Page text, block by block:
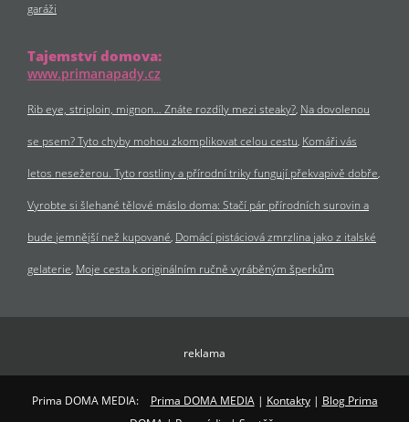
garáži
Tajemství domova:
www.primanapady.cz
Rib eye, striploin, mignon… Znáte rozdíly mezi steaky? Na dovolenou
se psem? Tyto chyby mohou zkomplikovat celou cestu Komáři vás
letos nesežerou. Tyto rostliny a přírodní triky fungují překvapivě dobře
Vyrobte si šlehané tělové máslo doma: Stačí pár přírodních surovin a
bude jemnější než kupované Domácí pistáciová zmrzlina jako z italské
gelaterie Moje cesta k originálním ručně vyráběným šperkům
reklama
Prima DOMA MEDIA: Prima DOMA MEDIA| Kontakty| Blog Prima